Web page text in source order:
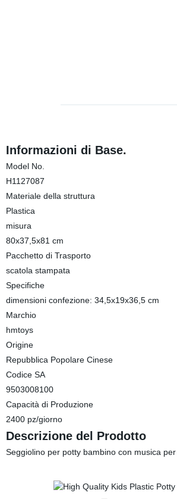
Informazioni di Base.
Model No.
H1127087
Materiale della struttura
Plastica
misura
80x37,5x81 cm
Pacchetto di Trasporto
scatola stampata
Specifiche
dimensioni confezione: 34,5x19x36,5 cm
Marchio
hmtoys
Origine
Repubblica Popolare Cinese
Codice SA
9503008100
Capacità di Produzione
2400 pz/giorno
Descrizione del Prodotto
Seggiolino per potty bambino con musica